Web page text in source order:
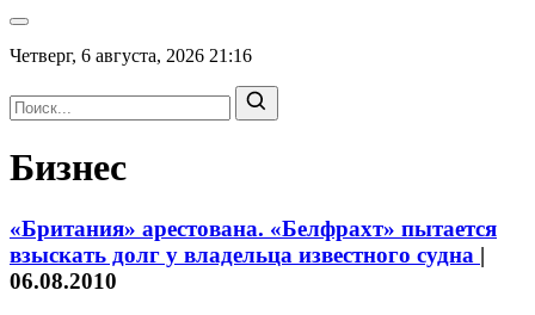
Четверг, 6 августа, 2026 21:16
Бизнес
«Британия» арестована. «Белфрахт» пытается
взыскать долг у владельца известного судна |
06.08.2010